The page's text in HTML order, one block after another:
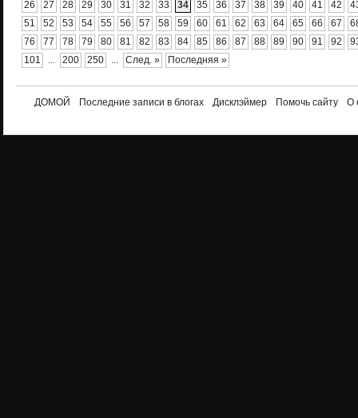
26 27 28 29 30 31 32 33 34 35 36 37 38 39 40 41 42
51
52 53 54 55 56 57 58 59 60 61 62 63 64 65 66 67
76
77 78 79 80 81 82 83 84 85 86 87 88 89 90 91 92
101
... 200 250 ... След. » Последняя »
ДОМОЙ Последние записи в блогах Дисклэймер Помочь сайту О